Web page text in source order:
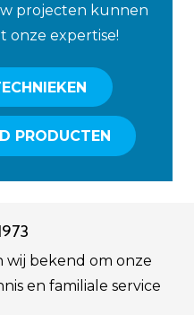
projecten kunnen
onze expertise!
PRODUCTEN
wij bekend om onze
en familiale service